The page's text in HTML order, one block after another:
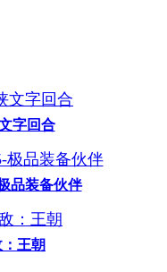
字回合
品装备伙伴
王朝